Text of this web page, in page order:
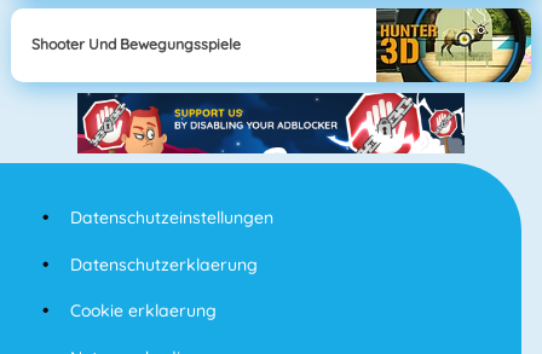
Shooter Und Bewegungsspiele
Datenschutzeinstellungen
Datenschutzerklaerung
Cookie erklaerung